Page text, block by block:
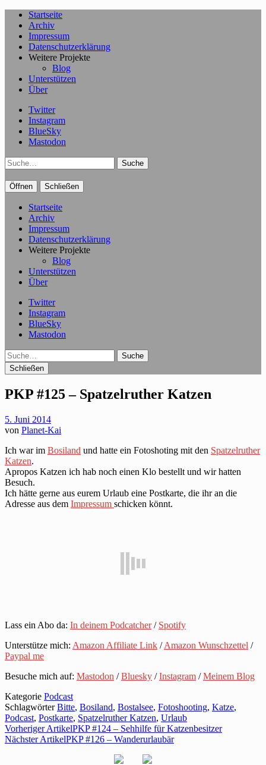
Startseite
Archiv
Impressum
Datenschutzerklärung
Weitere Projekte
Blog
Unterstützen
Über
Twitter
Instagram
BlueSky
Mastodon
Suche
Öffnen Schließen
Startseite
Archiv
Impressum
Datenschutzerklärung
Weitere Projekte
Blog
Unterstützen
Über
Twitter
Instagram
BlueSky
Mastodon
Suche
Schließen
PKP #125 – Spatzelruther Katzen
5. Juni 2014
von Planet-Kai
Ich war im Bosiland und hatte ein Fotoshoting mit den Spatzelruther
Katzen.
Apropos Katzen ich hab noch einen Klo bestellt und wir hatten
Besuch.
Ich hätte gerne aus eurem Urlaub eine Postkarte, die ihr an die
Adresse aus dem Impressum schicken könnt.
Lass ein Abo da: In deinem Podcatcher/ Spotify
Unterstütze mich: Amazon Affiliate Link /Amazon Wunschzettel /
Paypal me
Besuche mich auf: Mastodon /Bluesky /Instagram /Meinem Blog
Kategorie Podcast
SchlagwörterBitte, Bosiland, Bostalsee, Fotoshooting, Katze,
Podcast, Postkarte, Spatzelruther Katzen, Urlaub
Vorheriger ArtikelPKP #124 – Sehhilfe für Katzenbesitzer
Nächster ArtikelPKP #126 – Wanderurlaubär